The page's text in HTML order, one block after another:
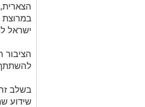
ישראל
הציבור
להשתתף
בשלב
שידוע